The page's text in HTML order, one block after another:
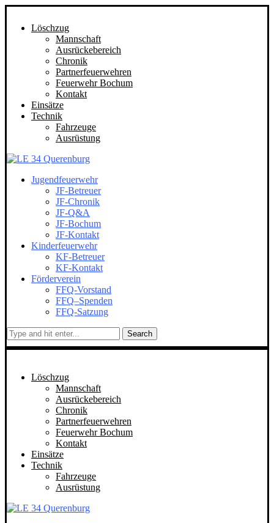
Löschzug
Mannschaft
Ausrückebereich
Chronik
Partnerfeuerwehren
Feuerwehr Bochum
Kontakt
Einsätze
Technik
Fahrzeuge
Ausrüstung
Jugendfeuerwehr
JF-Betreuer
JF-Chronik
JF-Q&A
JF-Bochum
JF-Kontakt
Kinderfeuerwehr
KF-Betreuer
KF-Kontakt
Förderverein
FFQ-Vorstand
FFQ–Spenden
FFQ-Satzung
Search
Löschzug
Mannschaft
Ausrückebereich
Chronik
Partnerfeuerwehren
Feuerwehr Bochum
Kontakt
Einsätze
Technik
Fahrzeuge
Ausrüstung